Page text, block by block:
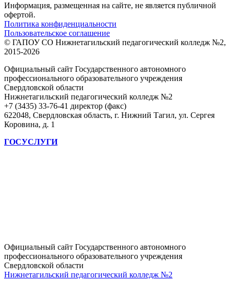
Информация, размещенная на сайте, не является публичной
офертой.
Политика конфиденциальности
Пользовательское соглашение
© ГАПОУ СО Нижнетагильский педагогический колледж №2,
2015-2026
Официальный сайт Государственного автономного
профессионального образовательного учреждения
Свердловской области
Нижнетагильский педагогический колледж №2
+7 (3435) 33-76-41 директор (факс)
622048, Свердловская область, г. Нижний Тагил, ул. Сергея
Коровина, д. 1
ГОСУСЛУГИ
Официальный сайт Государственного автономного
профессионального образовательного учреждения
Свердловской области
Нижнетагильский педагогический колледж №2